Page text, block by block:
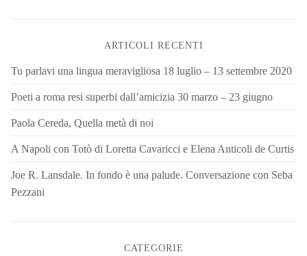
ARTICOLI RECENTI
Tu parlavi una lingua meravigliosa 18 luglio – 13 settembre 2020
Poeti a roma resi superbi dall’amicizia 30 marzo – 23 giugno
Paola Cereda, Quella metà di noi
A Napoli con Totò di Loretta Cavaricci e Elena Anticoli de Curtis
Joe R. Lansdale. In fondo è una palude. Conversazione con Seba
Pezzani
CATEGORIE